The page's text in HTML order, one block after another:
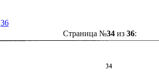
36
Страница №34из 36: